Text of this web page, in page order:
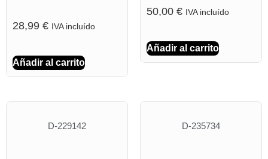
28,99 € IVA incluído
Añadir al carrito
50,00 € IVA incluído
Añadir al carrito
D-229142 D-235734